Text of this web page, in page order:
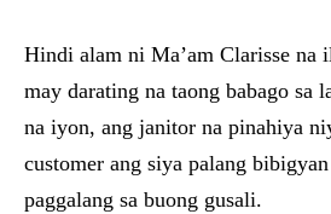
Hindi alam ni Ma’am Clarisse na
may darating na taong babago sa
na iyon, ang janitor na pinahiya
customer ang siya palang
paggalang sa buong gusali.